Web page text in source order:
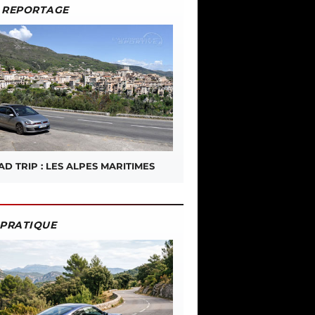
TRIP : LES ALPES MARITIMES